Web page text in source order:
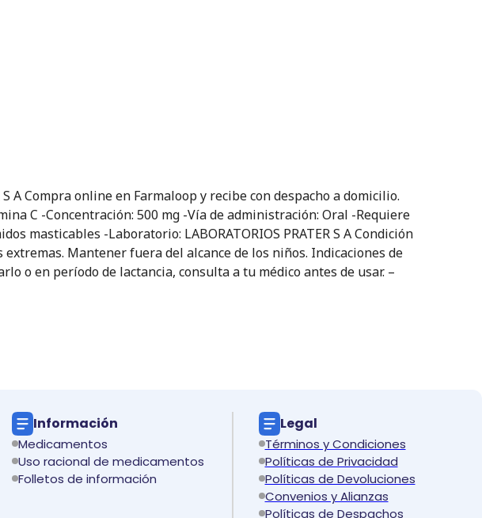
A Compra online en Farmaloop y recibe con despacho a domicilio.
C -Concentración: 500 mg -Vía de administración: Oral -Requiere
masticables -Laboratorio: LABORATORIOS PRATER S A Condición
Mantener fuera del alcance de los niños. Indicaciones de
o en período de lactancia, consulta a tu médico antes de usar. –
Información
Medicamentos
Uso racional de medicamentos
Folletos de información
Legal
Términos y Condiciones
Políticas de Privacidad
Políticas de Devoluciones
Convenios y Alianzas
Políticas de Despachos